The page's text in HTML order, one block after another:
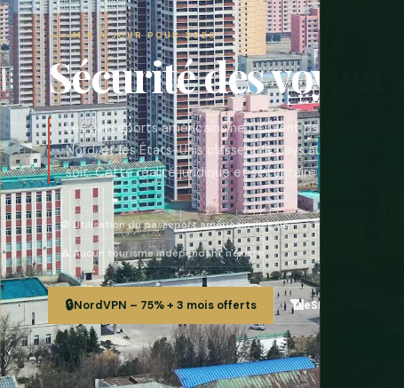
MIS À JOUR POUR 2026
Sécurité des
Les passeports américains ne peuvent pas être
Nord, et les États-Unis classent le pays au niveau 4 :
soit. Cette réalité juridique et sécuritaire passe avant
🚫 Utilisation du passeport américain illégale 🚨 États-Unis :
⚠️ Aucun tourisme indépendant n'existe
🔒NordVPN – 75% + 3 mois offerts 📶eSIM Airalo